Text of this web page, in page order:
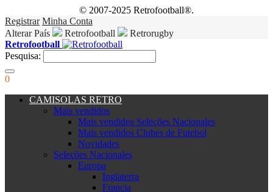
© 2007-2025 Retrofootball®.
Registrar Minha Conta
Alterar País
Retrofootball
Retrorugby
Retrofootball
Pesquisa:
0
CAMISOLAS RETRO
Mais vendidos
Mais vendidos Seleções Nacionales
Mais vendidos Clubes de Futebol
Novidades
Seleções Nacionales
Europa
Inglaterra
Francia